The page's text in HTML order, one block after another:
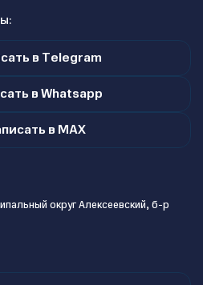
в Telegram
в Whatsapp
в MAX
округ Алексеевский, б-р